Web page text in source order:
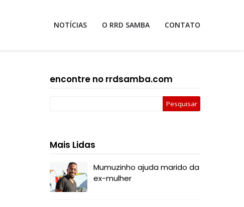
NOTÍCIAS O RRD SAMBA CONTATO
encontre no rrdsamba.com
Mais Lidas
Mumuzinho ajuda marido da
ex-mulher